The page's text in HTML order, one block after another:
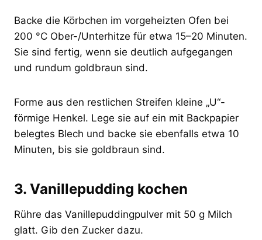
Backe die Körbchen im vorgeheizten Ofen bei
200 °C Ober-/Unterhitze für etwa 15–20 Minuten.
Sie sind fertig, wenn sie deutlich aufgegangen
und rundum goldbraun sind.
Forme aus den restlichen Streifen kleine „U“-
förmige Henkel. Lege sie auf ein mit Backpapier
belegtes Blech und backe sie ebenfalls etwa 10
Minuten, bis sie goldbraun sind.
3. Vanillepudding kochen
Rühre das Vanillepuddingpulver mit 50 g Milch
glatt. Gib den Zucker dazu.